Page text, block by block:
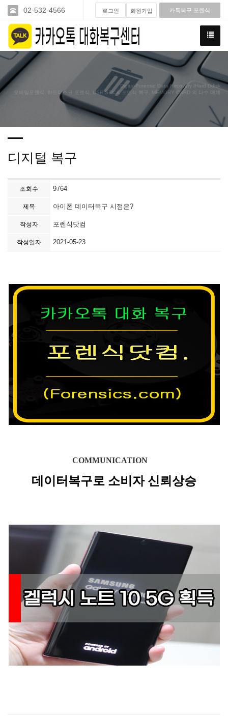
02-532-4566 로그인 회원가입 카톡복구 포렌식
Digital-Forensic Data Recovery /Hard Ddisk
모바일포렌식, 하드디스크 포렌식, USB STICK 포렌식 복구, MEMORY CARD 외 다수 매체
디지털 복구
조회수 9764
제목 아이폰 데이터복구 시점은?
작성자 포렌식닷컴
작성일자 2021-05-23
COMMUNICATION
데이터복구로 소비자 신뢰상승